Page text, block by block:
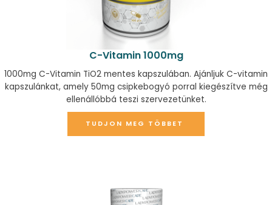
C-Vitamin 1000mg
1000mg C-Vitamin TiO2 mentes kapszulában. Ajánljuk C-vitamin
kapszulánkat, amely 50mg csipkebogyó porral kiegészítve még
ellenállóbbá teszi szervezetünket.
TUDJON MEG TÖBBET